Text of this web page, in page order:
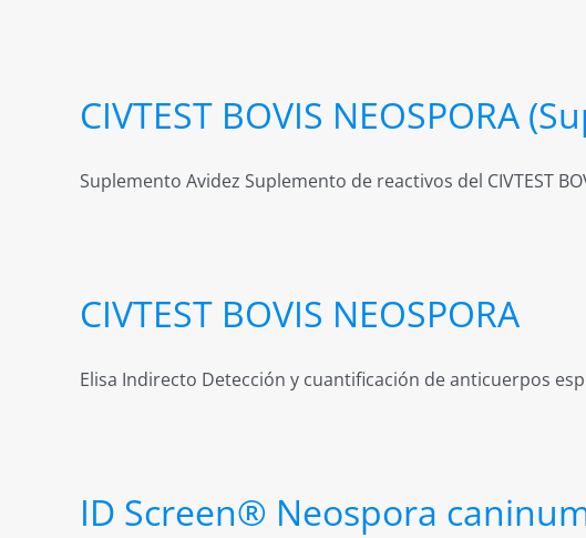
CIVTEST BOVIS NEOSPORA
Suplemento Avidez Suplemento de reactivos del CIVTEST
CIVTEST BOVIS NEOSPORA
Elisa Indirecto Detección y cuantificación de anticuerpos
ID Screen® Neospora